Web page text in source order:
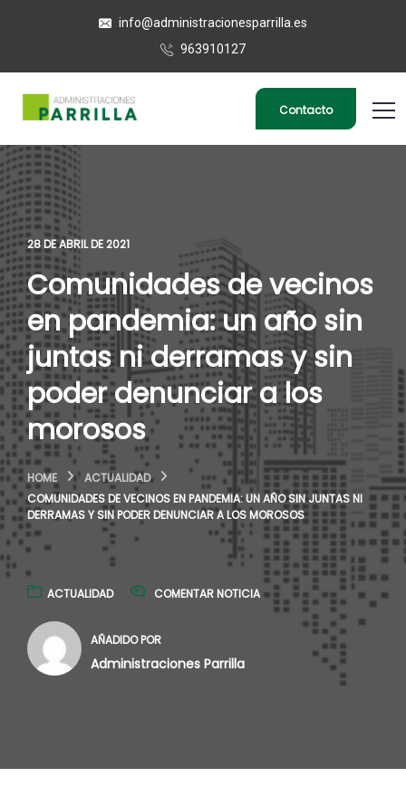
info@administracionesparrilla.es
963910127
Contacto
28 DE ABRIL DE 2021
Comunidades de vecinos
en pandemia: un año sin
juntas ni derramas y sin
poder denunciar a los
morosos
HOME
ACTUALIDAD
COMUNIDADES DE VECINOS EN PANDEMIA: UN AÑO SIN JUNTAS NI
DERRAMAS Y SIN PODER DENUNCIAR A LOS MOROSOS
ACTUALIDAD COMENTAR NOTICIA
AÑADIDO POR
Administraciones Parrilla